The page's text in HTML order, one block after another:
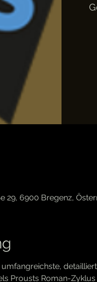
29, 6900 Bregenz,
Prousts Roman-